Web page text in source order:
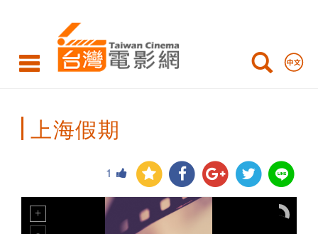
Taiwan
Cinema
上海假期
1